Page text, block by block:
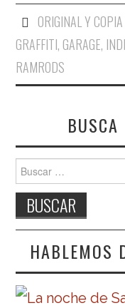
ORIGINAL Y COPIA
GRAFFITI, GARAGE,
RAMRODS
BUSCA
Buscar:
HABLEMOS